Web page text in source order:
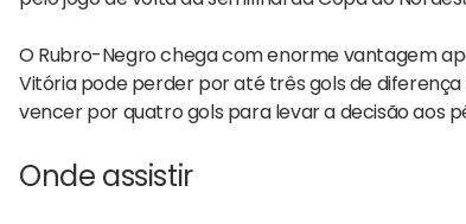
O Rubro-Negro chega com enorme vantagem
Vitória pode perder por até três gols de
vencer por quatro gols para levar a decisão aos
Onde assistir